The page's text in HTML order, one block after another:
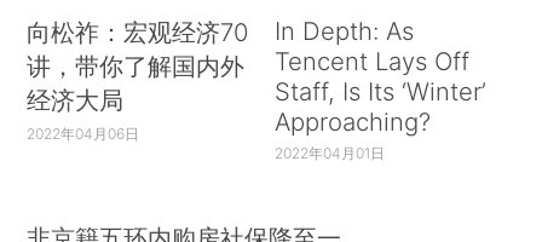
向松祚：宏观经济70
讲，带你了解国内外
经济大局
2022年04月06日
In Depth: As
Tencent Lays Off
Staff, Is Its ‘Winter’
Approaching?
2022年04月01日